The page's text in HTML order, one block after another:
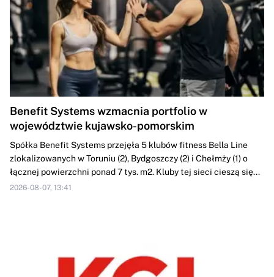
Benefit Systems wzmacnia portfolio w
województwie kujawsko-pomorskim
Spółka Benefit Systems przejęła 5 klubów fitness Bella Line
zlokalizowanych w Toruniu (2), Bydgoszczy (2) i Chełmży (1) o
łącznej powierzchni ponad 7 tys. m2. Kluby tej sieci cieszą się...
2026-08-07, 13:41